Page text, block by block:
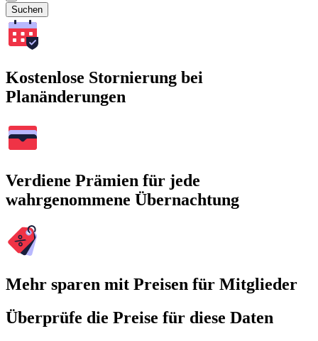
Suchen
Kostenlose Stornierung bei
Planänderungen
Verdiene Prämien für jede
wahrgenommene Übernachtung
Mehr sparen mit Preisen für Mitglieder
Überprüfe die Preise für diese Daten